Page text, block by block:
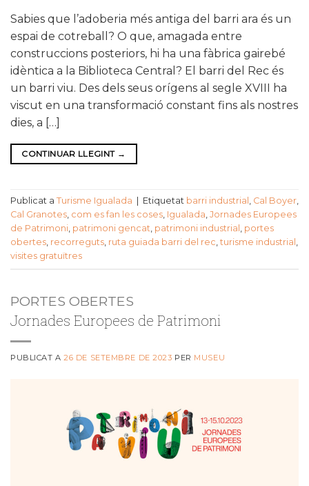
Sabies que l’adoberia més antiga del barri ara és un
espai de cotreball? O que, amagada entre
construccions posteriors, hi ha una fàbrica gairebé
idèntica a la Biblioteca Central? El barri del Rec és
un barri viu. Des dels seus orígens al segle XVIII ha
viscut en una transformació constant fins als nostres
dies, a […]
CONTINUAR LLEGINT →
Publicat a Turisme Igualada Etiquetat barri industrial , Cal Boyer,
Cal Granotes, com es fan les coses, Igualada, Jornades Europees
de Patrimoni, patrimoni gencat, patrimoni industrial , portes
obertes, recorreguts, ruta guiada barri del rec, turisme industrial ,
visites gratuïtres
PORTES OBERTES
Jornades Europees de Patrimoni
PUBLICAT A26 DE SETEMBRE DE 2023 PER MUSEU